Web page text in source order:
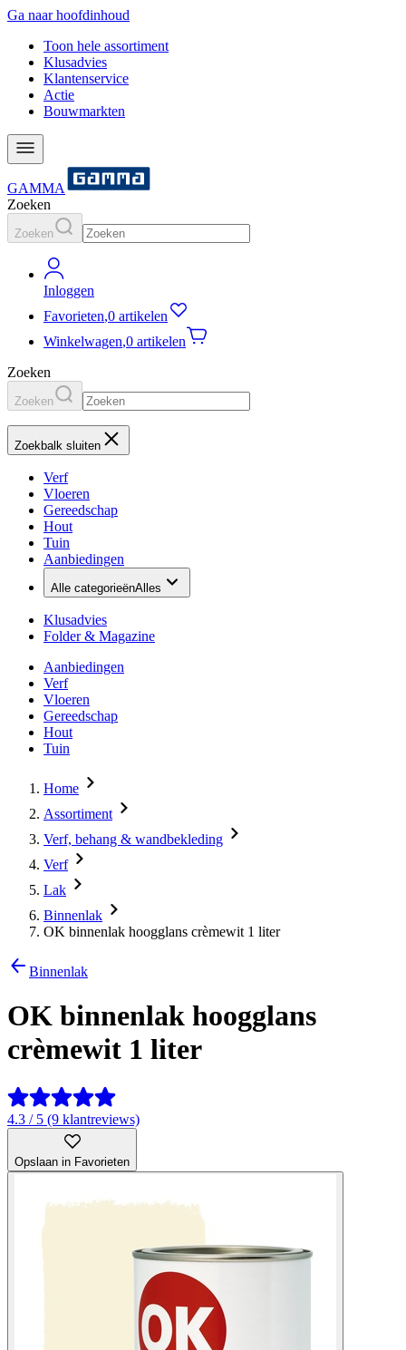
Ga naar hoofdinhoud
Toon hele assortiment
Klusadvies
Klantenservice
Actie
Bouwmarkten
GAMMA
Zoeken
Zoeken
Inloggen
Favorieten,0 artikelen
Winkelwagen,0 artikelen
Zoeken
Zoeken
Zoekbalk sluiten
Verf
Vloeren
Gereedschap
Hout
Tuin
Aanbiedingen
Alle categorieënAlles
Klusadvies
Folder & Magazine
Aanbiedingen
Verf
Vloeren
Gereedschap
Hout
Tuin
Home
Assortiment
Verf, behang & wandbekleding
Verf
Lak
Binnenlak
OK binnenlak hoogglans crèmewit 1 liter
Binnenlak
OK binnenlak hoogglans
crèmewit 1 liter
4.3 / 5 (9 klantreviews)
Opslaan in Favorieten